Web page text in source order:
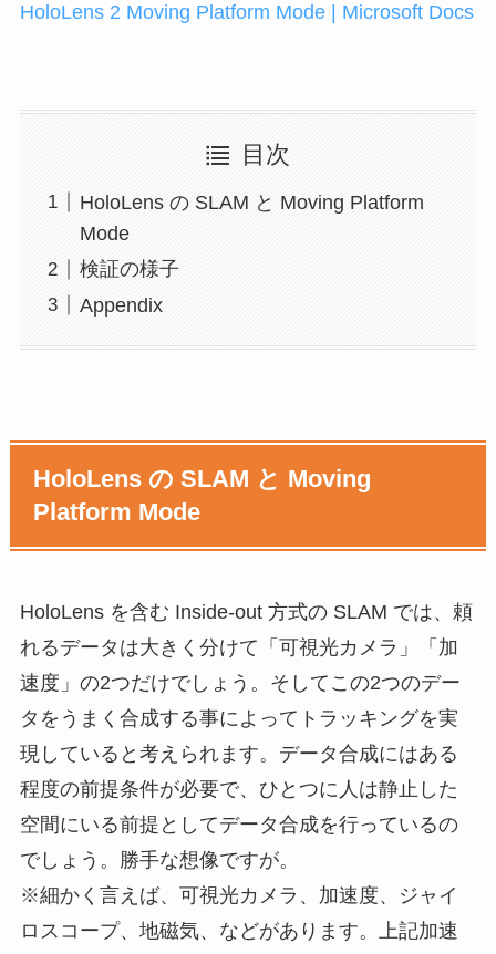
HoloLens 2 Moving Platform Mode | Microsoft Docs
目次
HoloLens の SLAM と Moving Platform
Mode
検証の様子
Appendix
HoloLens の SLAM と Moving
Platform Mode
HoloLens を含む Inside-out 方式の SLAM では、頼
れるデータは大きく分けて「可視光カメラ」「加
速度」の2つだけでしょう。そしてこの2つのデー
タをうまく合成する事によってトラッキングを実
現していると考えられます。データ合成にはある
程度の前提条件が必要で、ひとつに人は静止した
空間にいる前提としてデータ合成を行っているの
でしょう。勝手な想像ですが。
※細かく言えば、可視光カメラ、加速度、ジャイ
ロスコープ、地磁気、などがあります。上記加速